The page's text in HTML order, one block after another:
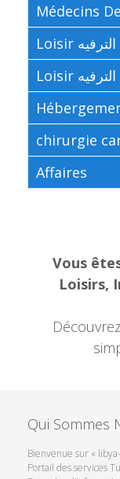
Loisir الترفيه
Loisir الترفيه
chirurgie
Affaires
Vous
Loisirs,
Qui Sommes
Bienvenue sur «
Portail des services